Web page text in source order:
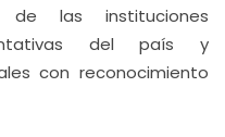
de las instituciones
del país y
con reconocimiento